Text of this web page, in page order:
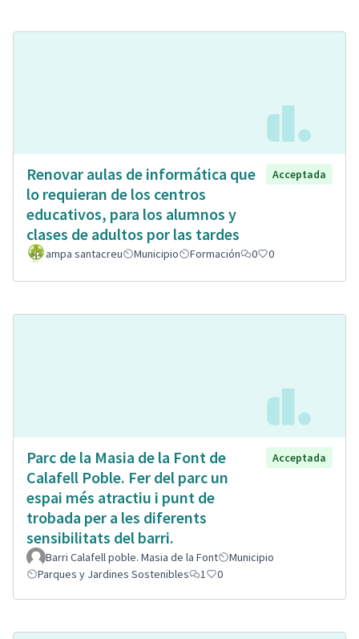
Renovar aulas de informática que
lo requieran de los centros
educativos, para los alumnos y
clases de adultos por las tardes
Acceptada
ampa santacreu Municipio Formación 0 0
Parc de la Masia de la Font de
Calafell Poble. Fer del parc un
espai més atractiu i punt de
trobada per a les diferents
sensibilitats del barri.
Acceptada
Barri Calafell poble. Masia de la Font
Municipio
Parques y Jardines Sostenibles
1 0